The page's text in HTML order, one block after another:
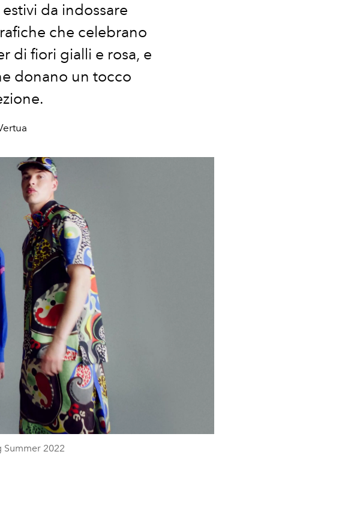
da indossare
che celebrano
di fiori gialli e rosa, e
donano un tocco
Summer 2022